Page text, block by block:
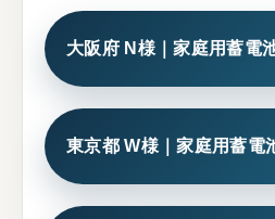
大阪府 N様｜家庭用蓄電
東京都 W様｜家庭用蓄電